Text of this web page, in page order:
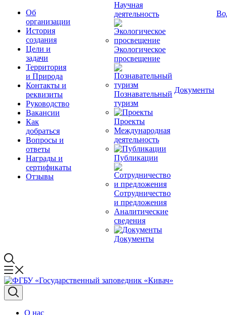
Об
организации
История
создания
Цели и
задачи
Территория
и Природа
Контакты и
реквизиты
Руководство
Вакансии
Как
добраться
Вопросы и
ответы
Награды и
сертификаты
Отзывы
Научная
деятельность
Экологическое
просвещение
Познавательный
туризм
Проекты
Международная
деятельность
Публикации
Сотрудничество
и предложения
Аналитические
сведения
Документы
Документы
О нас